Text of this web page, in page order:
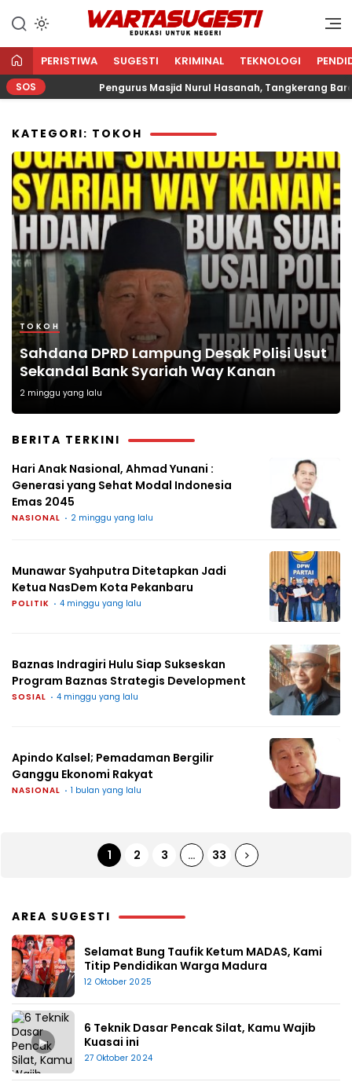
WARTA SUGESTI √ EDUKASI
Edukasi Untuk Negeri
PERISTIWA SUGESTI KRIMINAL TEKNOLOGI
SOS Pengurus Masjid Nurul Hasanah, Tangkerang Barat
KATEGORI: TOKOH
TOKOH
Sahdana DPRD Lampung Desak Polisi Usut
Sekandal Bank Syariah Way Kanan
2 minggu yang lalu
BERITA TERKINI
Hari Anak Nasional, Ahmad Yunani :
Generasi yang Sehat Modal Indonesia
Emas 2045
NASIONAL 2 minggu yang lalu
Munawar Syahputra Ditetapkan Jadi
Ketua NasDem Kota Pekanbaru
POLITIK 4 minggu yang lalu
Baznas Indragiri Hulu Siap Sukseskan
Program Baznas Strategis Development
SOSIAL 4 minggu yang lalu
Apindo Kalsel; Pemadaman Bergilir
Ganggu Ekonomi Rakyat
NASIONAL 1 bulan yang lalu
1 2 3 … 33
AREA SUGESTI
Selamat Bung Taufik Ketum MADAS, Kami
Titip Pendidikan Warga Madura
12 Oktober 2025
▶
6 Teknik Dasar Pencak Silat, Kamu Wajib
Kuasai ini
27 Oktober 2024